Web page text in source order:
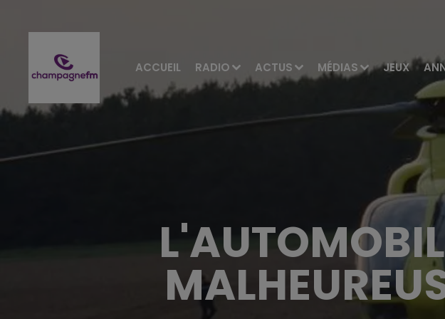
ACCUEIL RADIO ACTUS MÉDIAS JEUX